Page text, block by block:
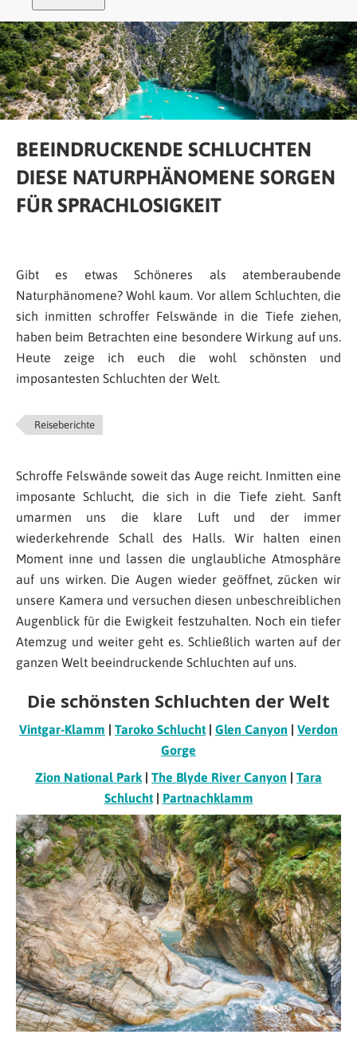
BEEINDRUCKENDE SCHLUCHTEN
DIESE NATURPHÄNOMENE SORGEN
FÜR SPRACHLOSIGKEIT
Gibt es etwas Schöneres als atemberaubende
Naturphänomene? Wohl kaum. Vor allem Schluchten, die
sich inmitten schroffer Felswände in die Tiefe ziehen,
haben beim Betrachten eine besondere Wirkung auf uns.
Heute zeige ich euch die wohl schönsten und
imposantesten Schluchten der Welt.
Reiseberichte
Schroffe Felswände soweit das Auge reicht. Inmitten eine
imposante Schlucht, die sich in die Tiefe zieht. Sanft
umarmen uns die klare Luft und der immer
wiederkehrende Schall des Halls. Wir halten einen
Moment inne und lassen die unglaubliche Atmosphäre
auf uns wirken. Die Augen wieder geöffnet, zücken wir
unsere Kamera und versuchen diesen unbeschreiblichen
Augenblick für die Ewigkeit festzuhalten. Noch ein tiefer
Atemzug und weiter geht es. Schließlich warten auf der
ganzen Welt beeindruckende Schluchten auf uns.
Die schönsten Schluchten der Welt
Vintgar-Klamm | Taroko Schlucht | Glen Canyon | Verdon
Gorge
Zion National Park | The Blyde River Canyon | Tara
Schlucht| Partnachklamm